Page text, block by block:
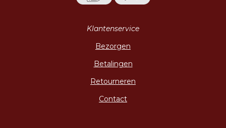
Klantenservice
Bezorgen
Betalingen
Retourneren
Contact